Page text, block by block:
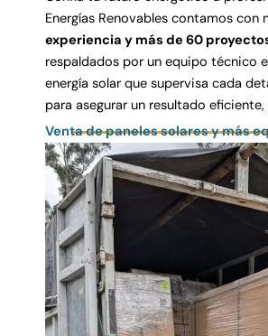
Energías Renovables contamos con
experiencia y más de 60
respaldados por un equipo técnico
energía solar que supervisa cada
para asegurar un resultado
Venta de paneles solares y más